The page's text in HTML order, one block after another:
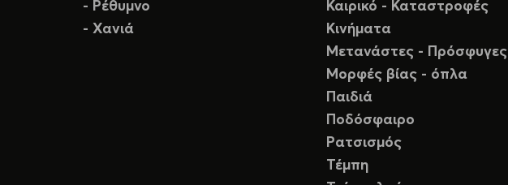
- Ρέθυμνο
- Χανιά
Καιρικό - Καταστροφές
Κινήματα
Μετανάστες - Πρόσφυγες
Μορφές βίας - όπλα
Παιδιά
Ποδόσφαιρο
Ρατσισμός
Τέμπη